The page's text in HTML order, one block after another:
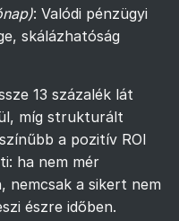
: Valódi pénzügyi
skálázhatóság
13 százalék lát
míg strukturált
a pozitív ROI
ha nem mér
nemcsak a sikert nem
észre időben.